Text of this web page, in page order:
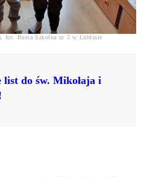
fot. Bursa Szkolna nr 5 w Lublinie
list do św. Mikołaja i